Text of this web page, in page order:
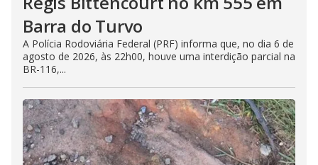
Barra do Turvo
A Polícia Rodoviária Federal (PRF) informa que, no dia 6 de
agosto de 2026, às 22h00, houve uma interdição parcial na
BR-116,...